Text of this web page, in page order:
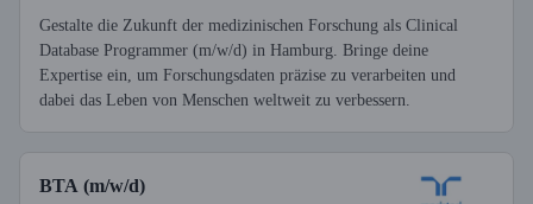
Gestalte die Zukunft der medizinischen Forschung als Clinical
Database Programmer (m/w/d) in Hamburg. Bringe deine
Expertise ein, um Forschungsdaten präzise zu verarbeiten und
dabei das Leben von Menschen weltweit zu verbessern.
BTA (m/w/d)